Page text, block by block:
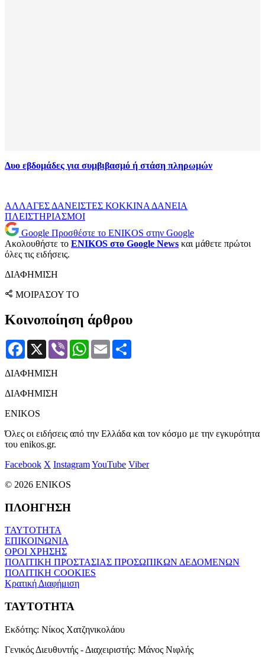
Δυο εβδομάδες για συμβιβασμό ή στάση πληρωμών
ΑΛΛΑΓΕΣ ΔΑΝΕΙΣΤΕΣ ΚΟΚΚΙΝΑ ΔΑΝΕΙΑ
ΠΛΕΙΣΤΗΡΙΑΣΜΟΙ
Google Προσθέστε το ENIKOS στην Google
Ακολουθήστε το ENIKOS στο Google News και μάθετε πρώτοι
όλες τις ειδήσεις.
ΔΙΑΦΗΜΙΣΗ
ΜΟΙΡΑΣΟΥ ΤΟ
Κοινοποίηση άρθρου
Facebook
X Viber WhatsApp
Email
ΔΙΑΦΗΜΙΣΗ
ΔΙΑΦΗΜΙΣΗ
ENIKOS
Όλες οι ειδήσεις από την Ελλάδα και τον κόσμο με την εγκυρότητα
του enikos.gr.
Facebook X InstagramYouTube Viber
© 2026 ENIKOS
ΠΛΟΗΓΗΣΗ
ΤΑΥΤΟΤΗΤΑ
ΕΠΙΚΟΙΝΩΝΙΑ
ΟΡΟΙ ΧΡΗΣΗΣ
ΠΟΛΙΤΙΚΗ ΠΡΟΣΤΑΣΙΑΣ ΠΡΟΣΩΠΙΚΩΝ ΔΕΔΟΜΕΝΩΝ
ΠΟΛΙΤΙΚΗ COOKIES
Κρατική Διαφήμιση
ΤΑΥΤΟΤΗΤΑ
Εκδότης: Νίκος Χατζηνικολάου
Γενικός Διευθυντής - Διαχειριστής: Μάνος Νιφλής